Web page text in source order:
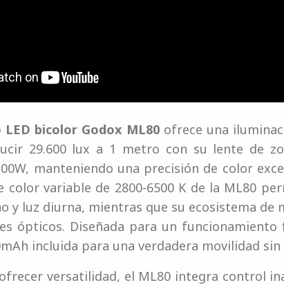
bicolor Godox ML80ofrece una
29.600 lux a 1 metro con su lente de
manteniendo una precisión de color
color variable de 2800-6500 K de la ML80
y luz diurna, mientras que su ecosistema
ópticos. Diseñada para un
incluida para una verdadera movilidad
versatilidad, el ML80 integra control